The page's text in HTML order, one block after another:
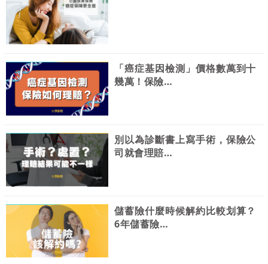
「癌症基因檢測」價格數萬到十
幾萬！保險…
別以為診斷書上寫手術，保險公
司就會理賠…
儲蓄險什麼時候解約比較划算？
6年儲蓄險…